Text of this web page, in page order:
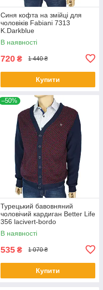
Синя кофта на змійці для
чоловіків Fabiani 7313
K.Darkblue
В наявності
720 ₴ 1 440 ₴
Купити
–50%
Турецький бавовняний
чоловічий кардиган Better Life
356 lacivert-bordo
В наявності
535 ₴ 1 070 ₴
Купити